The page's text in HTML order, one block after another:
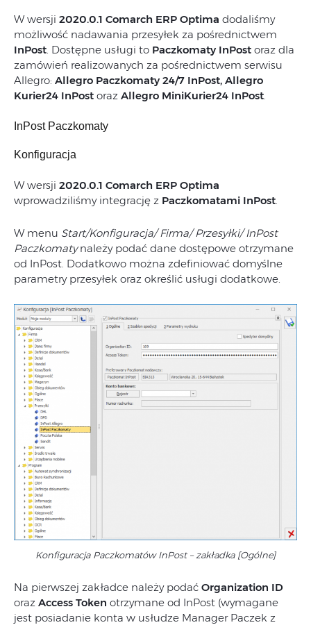
W wersji 2020.0.1 Comarch ERP Optima dodaliśmy
możliwość nadawania przesyłek za pośrednictwem
InPost. Dostępne usługi to Paczkomaty InPost oraz dla
zamówień realizowanych za pośrednictwem serwisu
Allegro: Allegro Paczkomaty 24/7 InPost, Allegro
Kurier24 InPost oraz Allegro MiniKurier24 InPost.
InPost Paczkomaty
Konfiguracja
W wersji 2020.0.1 Comarch ERP Optima
wprowadziliśmy integrację z Paczkomatami InPost.
W menu Start/Konfiguracja/ Firma/ Przesyłki/ InPost
Paczkomatynależy podać dane dostępowe otrzymane
od InPost. Dodatkowo można zdefiniować domyślne
parametry przesyłek oraz określić usługi dodatkowe.
Konfiguracja Paczkomatów InPost – zakładka [Ogólne]
Na pierwszej zakładce należy podać Organization ID
oraz Access Token otrzymane od InPost (wymagane
jest posiadanie konta w usłudze Manager Paczek z